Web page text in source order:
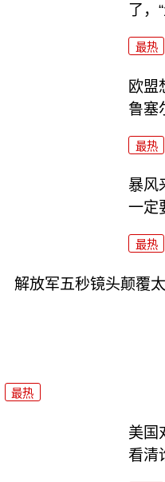
了，
最热
欧盟
鲁塞
最热
暴风
一定
最热
解放军五秒镜头颠覆
最热
美国
看清